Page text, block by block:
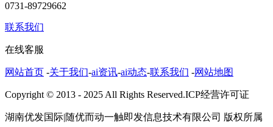
0731-89729662
联系我们
在线客服
网站首页 -关于我们-ai资讯-ai动态-联系我们 -网站地图
Copyright © 2013 - 2025 All Rights Reserved.ICP经营许可证
湖南优发国际|随优而动一触即发信息技术有限公司 版权所属